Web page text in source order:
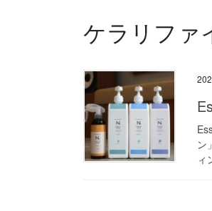
ケラリファ
ン
ィ